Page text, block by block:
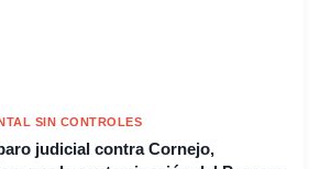
SIN CONTROLES
judicial contra Cornejo,